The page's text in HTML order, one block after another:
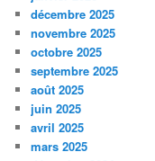
décembre 2025
novembre 2025
octobre 2025
septembre 2025
août 2025
juin 2025
avril 2025
mars 2025